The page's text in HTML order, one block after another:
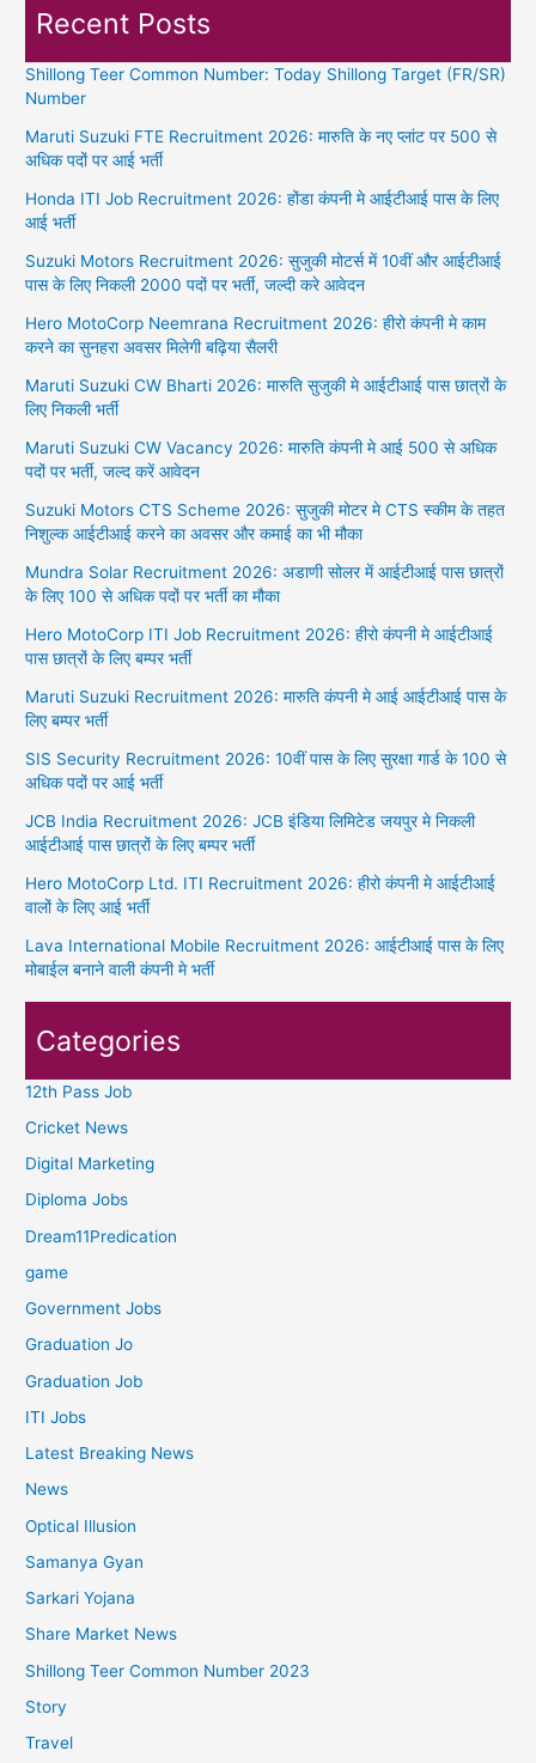
बम्पर
Recent Posts
Shillong Teer Common Number: Today Shillong Target (FR/SR)
Number
Maruti Suzuki FTE Recruitment 2026: मारुति के नए प्लांट पर 500 से
अधिक पदों पर आई भर्ती
Honda ITI Job Recruitment 2026: होंडा कंपनी मे आईटीआई पास के लिए
आई भर्ती
Suzuki Motors Recruitment 2026: सुजुकी मोटर्स में 10वीं और आईटीआई
पास के लिए निकली 2000 पदों पर भर्ती, जल्दी करे आवेदन
Hero MotoCorp Neemrana Recruitment 2026: हीरो कंपनी मे काम
करने का सुनहरा अवसर मिलेगी बढ़िया सैलरी
Maruti Suzuki CW Bharti 2026: मारुति सुजुकी मे आईटीआई पास छात्रों के
लिए निकली भर्ती
Maruti Suzuki CW Vacancy 2026: मारुति कंपनी मे आई 500 से अधिक
पदों पर भर्ती, जल्द करें आवेदन
Suzuki Motors CTS Scheme 2026: सुजुकी मोटर मे CTS स्कीम के तहत
निशुल्क आईटीआई करने का अवसर और कमाई का भी मौका
Mundra Solar Recruitment 2026: अडाणी सोलर में आईटीआई पास छात्रों
के लिए 100 से अधिक पदों पर भर्ती का मौका
Hero MotoCorp ITI Job Recruitment 2026: हीरो कंपनी मे आईटीआई
पास छात्रों के लिए बम्पर भर्ती
Maruti Suzuki Recruitment 2026: मारुति कंपनी मे आई आईटीआई पास के
लिए बम्पर भर्ती
SIS Security Recruitment 2026: 10वीं पास के लिए सुरक्षा गार्ड के 100 से
अधिक पदों पर आई भर्ती
JCB India Recruitment 2026: JCB इंडिया लिमिटेड जयपुर मे निकली
आईटीआई पास छात्रों के लिए बम्पर भर्ती
Hero MotoCorp Ltd. ITI Recruitment 2026: हीरो कंपनी मे आईटीआई
वालों के लिए आई भर्ती
Lava International Mobile Recruitment 2026: आईटीआई पास के लिए
मोबाईल बनाने वाली कंपनी मे भर्ती
Categories
12th Pass Job
Cricket News
Digital Marketing
Diploma Jobs
Dream11Predication
game
Government Jobs
Graduation Jo
Graduation Job
ITI Jobs
Latest Breaking News
News
Optical Illusion
Samanya Gyan
Sarkari Yojana
Share Market News
Shillong Teer Common Number 2023
Story
Travel